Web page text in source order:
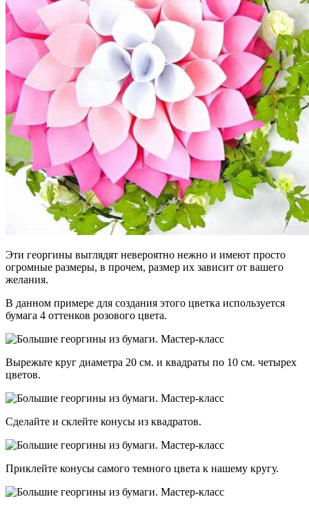
Эти георгины выглядят невероятно нежно и имеют просто
огромные размеры, в прочем, размер их зависит от вашего
желания.
В данном примере для создания этого цветка используется
бумага 4 оттенков розового цвета.
Вырежьте круг диаметра 20 см. и квадраты по 10 см. четырех
цветов.
Сделайте и склейте конусы из квадратов.
Приклейте конусы самого темного цвета к нашему кругу.